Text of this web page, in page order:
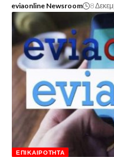
eviaonline Newsroom 8
ΕΠΙΚΑΙΡΌΤΗΤΑ